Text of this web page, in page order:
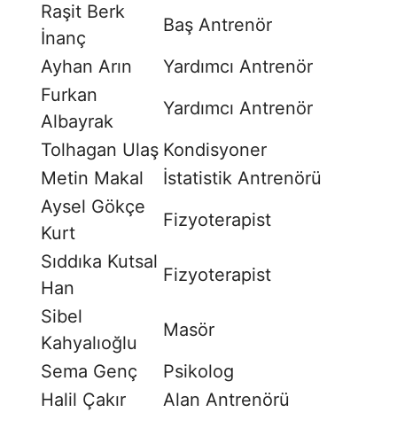
Raşit Berk
İnanç
Baş Antrenör
Ayhan Arın
Yardımcı Antrenör
Furkan
Albayrak
Yardımcı Antrenör
Tolhagan Ulaş Kondisyoner
Metin Makal
İstatistik Antrenörü
Aysel Gökçe
Kurt
Fizyoterapist
Sıddıka Kutsal
Han
Fizyoterapist
Sibel
Kahyalıoğlu
Masör
Sema Genç
Psikolog
Halil Çakır
Alan Antrenörü